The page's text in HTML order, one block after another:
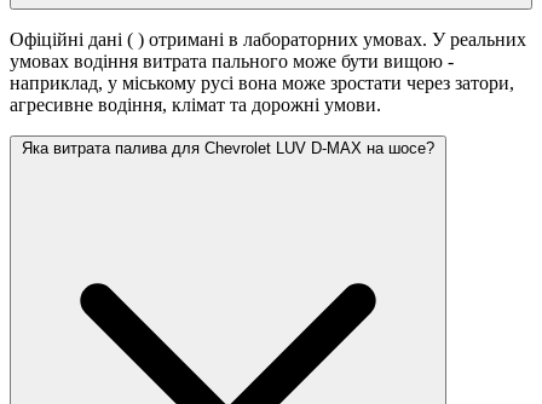
Офіційні дані ( ) отримані в лабораторних умовах. У реальних
умовах водіння витрата пального може бути вищою -
наприклад, у міському русі вона може зростати через затори,
агресивне водіння, клімат та дорожні умови.
Яка витрата палива для Chevrolet LUV D-MAX на шосе?